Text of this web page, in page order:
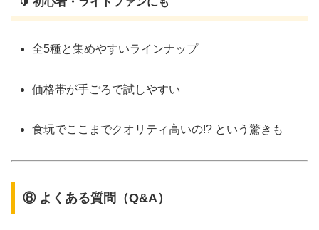
全5種と集めやすいラインナップ
価格帯が手ごろで試しやすい
食玩でここまでクオリティ高いの!? という驚きも
⑧ よくある質問（Q&A）